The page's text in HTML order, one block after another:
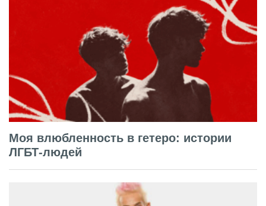
Моя влюбленность в гетеро: истории
ЛГБТ-людей